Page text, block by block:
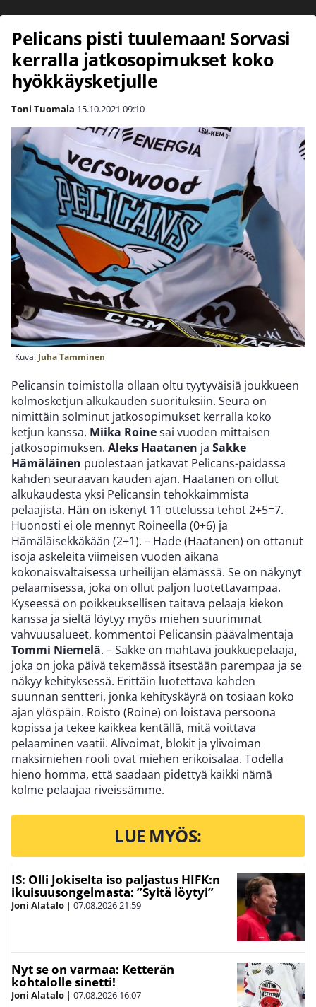
Pelicans pisti tuulemaan! Sorvasi
kerralla jatkosopimukset koko
hyökkäysketjulle
Toni Tuomala 15.10.2021 09:10
Kuva: Juha Tamminen
Pelicansin toimistolla ollaan oltu tyytyväisiä joukkueen
kolmosketjun alkukauden suorituksiin. Seura on
nimittäin solminut jatkosopimukset kerralla koko
ketjun kanssa. Miika Roinesai vuoden mittaisen
jatkosopimuksen. Aleks Haatanen ja Sakke
Hämäläinen puolestaan jatkavat Pelicans-paidassa
kahden seuraavan kauden ajan. Haatanen on ollut
alkukaudesta yksi Pelicansin tehokkaimmista
pelaajista. Hän on iskenyt 11 ottelussa tehot 2+5=7.
Huonosti ei ole mennyt Roineella (0+6) ja
Hämäläisekkäkään (2+1). – Hade (Haatanen) on ottanut
isoja askeleita viimeisen vuoden aikana
kokonaisvaltaisessa urheilijan elämässä. Se on näkynyt
pelaamisessa, joka on ollut paljon luotettavampaa.
Kyseessä on poikkeuksellisen taitava pelaaja kiekon
kanssa ja sieltä löytyy myös miehen suurimmat
vahvuusalueet, kommentoi Pelicansin päävalmentaja
Tommi Niemelä. – Sakke on mahtava joukkuepelaaja,
joka on joka päivä tekemässä itsestään parempaa ja se
näkyy kehityksessä. Erittäin luotettava kahden
suunnan sentteri, jonka kehityskäyrä on tosiaan koko
ajan ylöspäin. Roisto (Roine) on loistava persoona
kopissa ja tekee kaikkea kentällä, mitä voittava
pelaaminen vaatii. Alivoimat, blokit ja ylivoiman
maksimiehen rooli ovat miehen erikoisalaa. Todella
hieno homma, että saadaan pidettyä kaikki nämä
kolme pelaajaa riveissämme.
LUE MYÖS:
IS: Olli Jokiselta iso paljastus HIFK:n
ikuisuusongelmasta: ”Syitä löytyi”
Joni Alatalo | 07.08.202621:59
Nyt se on varmaa: Ketterän
kohtalolle sinetti!
Joni Alatalo | 07.08.2026 16:07